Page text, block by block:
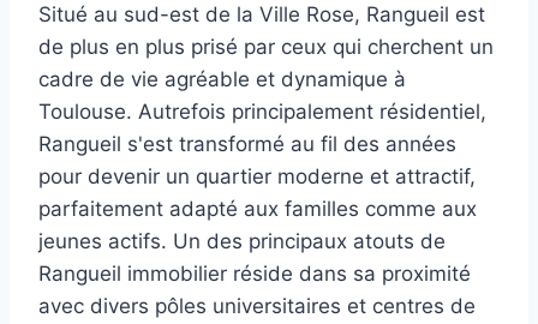
Situé au sud-est de la Ville Rose, Rangueil est
de plus en plus prisé par ceux qui cherchent un
cadre de vie agréable et dynamique à
Toulouse. Autrefois principalement résidentiel,
Rangueil s'est transformé au fil des années
pour devenir un quartier moderne et attractif,
parfaitement adapté aux familles comme aux
jeunes actifs. Un des principaux atouts de
Rangueil immobilier réside dans sa proximité
avec divers pôles universitaires et centres de